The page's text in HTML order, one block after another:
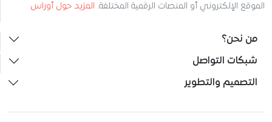
الموقع الإلكتروني أو المنصات الرقمية المختلفة. المزيد حول أوراس
من نحن؟
شبكات التواصل
التصميم والتطوير